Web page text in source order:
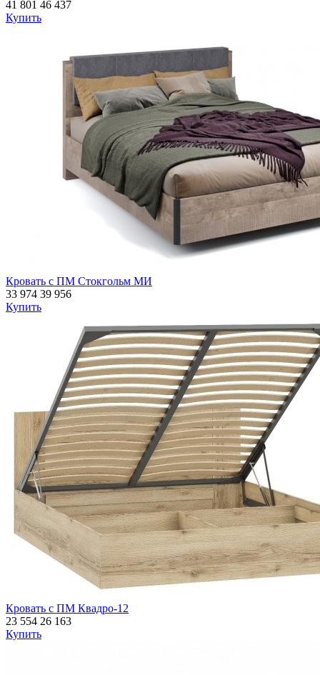
41 801 46 437
Купить
Кровать с ПМ Стокгольм МИ
33 974 39 956
Купить
Кровать с ПМ Квадро-12
23 554 26 163
Купить